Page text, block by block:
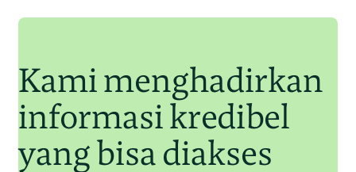
Kami menghadirkan
informasi kredibel
yang bisa diakses